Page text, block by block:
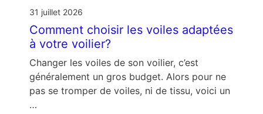
31 juillet 2026
Comment choisir les voiles adaptées
à votre voilier?
Changer les voiles de son voilier, c’est
généralement un gros budget. Alors pour ne
pas se tromper de voiles, ni de tissu, voici un
…